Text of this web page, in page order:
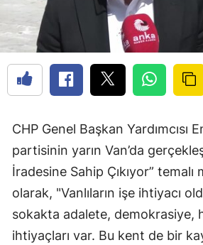
CHP Genel Başkan Yardımcısı
partisinin yarın Van’da
İradesine Sahip Çıkıyor”
olarak, "Vanlıların işe ihtiyacı
sokakta adalete, demokrasiye,
ihtiyaçları var. Bu kent de bir